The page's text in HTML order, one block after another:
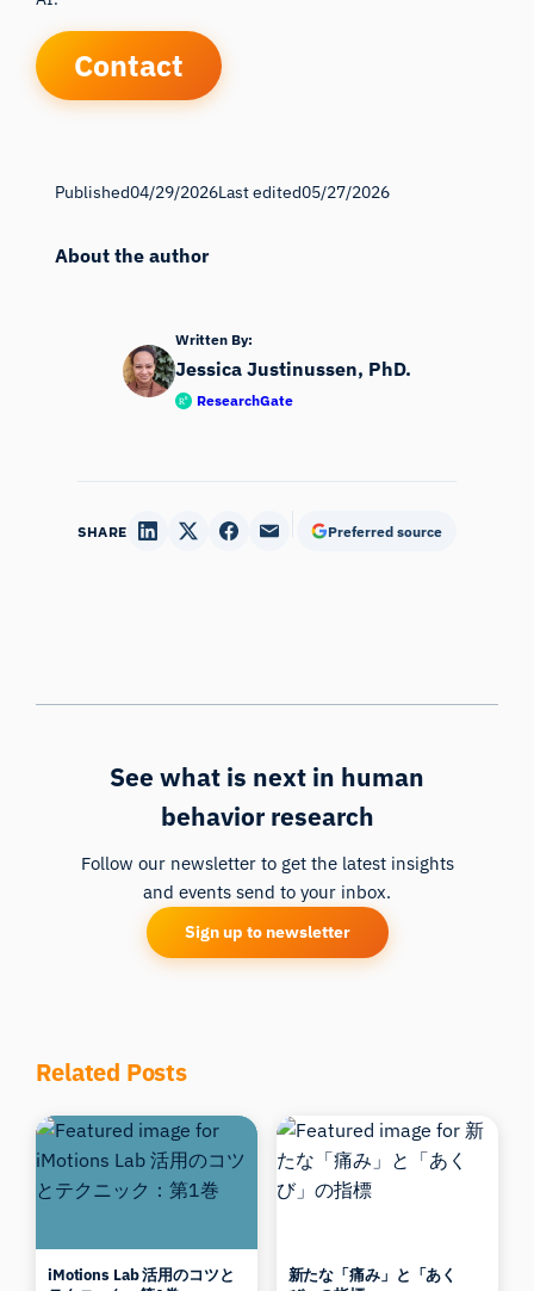
Contact
Published04/29/2026Last edited05/27/2026
About the author
Written By:
Jessica Justinussen, PhD.
ResearchGate
SHARE Preferred source
See what is next in human
behavior research
Follow our newsletter to get the latest insights
and events send to your inbox.
Sign up to newsletter
Related Posts
iMotions Lab 活用のコツと
新たな「痛み」と「あく